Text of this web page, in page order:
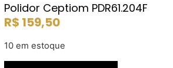
Polidor Ceptiom PDR61.204F
R$ 159,50
10 em estoque